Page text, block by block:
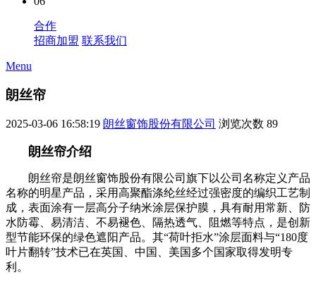
合作
招商加盟 联系我们
Menu
朗丝帘
2025-03-06 16:58:19 朗丝窗饰股份有限公司 浏览次数 89
朗丝帘介绍
朗丝帘是朗丝窗饰股份有限公司旗下以公司名称定义产品
名称的明星产品，采用高聚酯涤纶丝经过强密度的编织工艺制
成，表面涂有一层高分子纳米涂层保护膜，具有耐用常新、防
水防霉、易清洁、不易褪色、隔热透气、阻燃等特点，是创新
型节能环保的绿色遮阳产品。其“荷叶拒水”涂层面料与“180度
叶片翻转”技术已在英国、中国、美国多个国家取得发明专
利。